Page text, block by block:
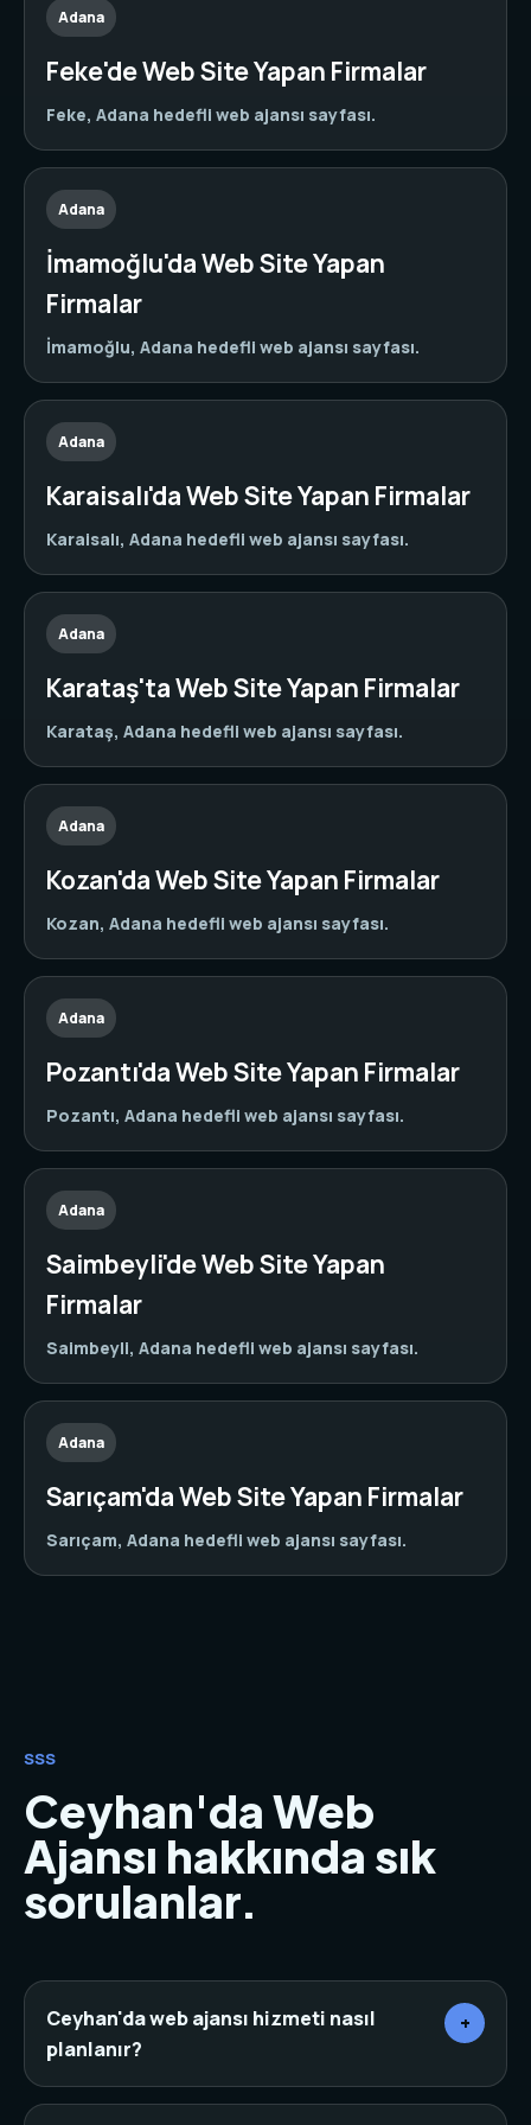
Adana
Feke'de Web Site Yapan Firmalar
Feke, Adana hedefli web ajansı sayfası.
Adana
İmamoğlu'da Web Site Yapan
Firmalar
İmamoğlu, Adana hedefli web ajansı sayfası.
Adana
Karaisalı'da Web Site Yapan Firmalar
Karaisalı, Adana hedefli web ajansı sayfası.
Adana
Karataş'ta Web Site Yapan Firmalar
Karataş, Adana hedefli web ajansı sayfası.
Adana
Kozan'da Web Site Yapan Firmalar
Kozan, Adana hedefli web ajansı sayfası.
Adana
Pozantı'da Web Site Yapan Firmalar
Pozantı, Adana hedefli web ajansı sayfası.
Adana
Saimbeyli'de Web Site Yapan
Firmalar
Saimbeyli, Adana hedefli web ajansı sayfası.
Adana
Sarıçam'da Web Site Yapan Firmalar
Sarıçam, Adana hedefli web ajansı sayfası.
SSS
Ceyhan'da Web
Ajansı hakkında sık
sorulanlar.
Ceyhan'da web ajansı hizmeti nasıl
planlanır?
+
Önce sektör, rakipler, hedef müşteri ve mevcut